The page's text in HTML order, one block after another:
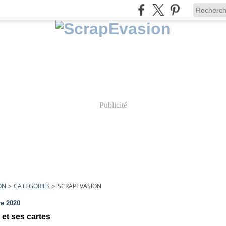
Publicité
> CATEGORIES > SCRAPEVASION
2020
ses cartes